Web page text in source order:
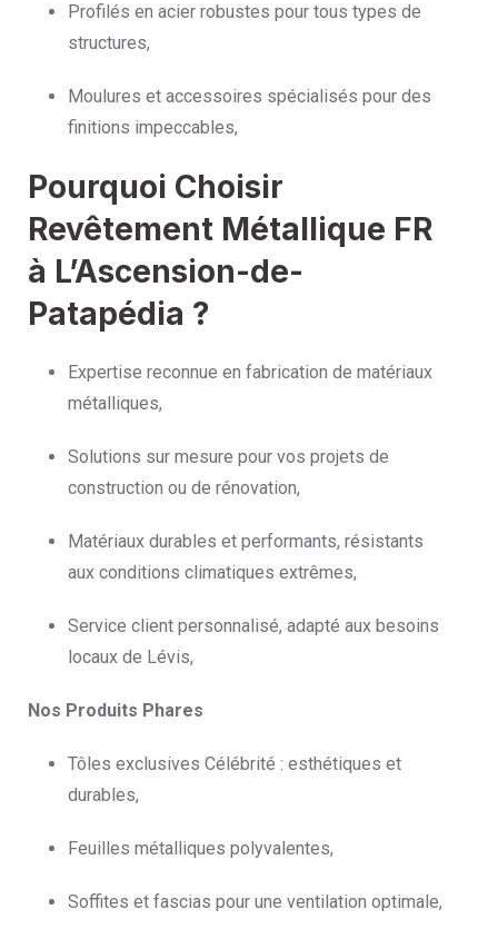
Profilés en acier robustes pour tous types de
structures,
Moulures et accessoires spécialisés pour des
finitions impeccables,
Pourquoi Choisir
Revêtement Métallique FR
à L’Ascension-de-
Patapédia ?
Expertise reconnue en fabrication de matériaux
métalliques,
Solutions sur mesure pour vos projets de
construction ou de rénovation,
Matériaux durables et performants, résistants
aux conditions climatiques extrêmes,
Service client personnalisé, adapté aux besoins
locaux de Lévis,
Nos Produits Phares
Tôles exclusives Célébrité : esthétiques et
durables,
Feuilles métalliques polyvalentes,
Soffites et fascias pour une ventilation optimale,